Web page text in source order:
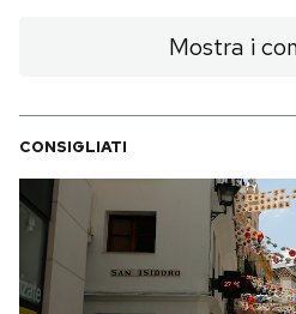
Mostra i
CONSIGLIATI